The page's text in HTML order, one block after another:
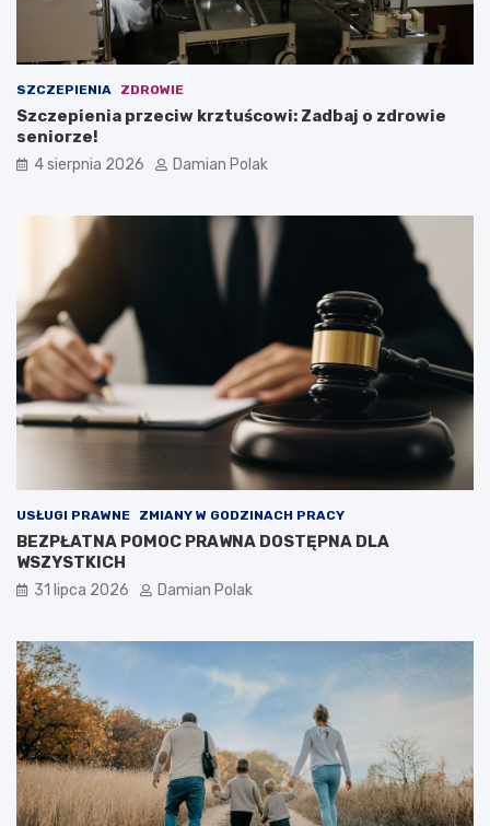
SZCZEPIENIA ZDROWIE
Szczepienia przeciw krztuścowi: Zadbaj o zdrowie
seniorze!
4 sierpnia 2026 Damian Polak
USŁUGI PRAWNE ZMIANY W GODZINACH PRACY
BEZPŁATNA POMOC PRAWNA DOSTĘPNA DLA
WSZYSTKICH
31 lipca 2026 Damian Polak